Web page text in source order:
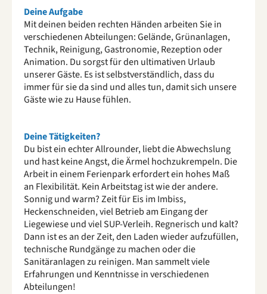
Deine Aufgabe
Mit deinen beiden rechten Händen arbeiten Sie in
verschiedenen Abteilungen: Gelände, Grünanlagen,
Technik, Reinigung, Gastronomie, Rezeption oder
Animation. Du sorgst für den ultimativen Urlaub
unserer Gäste. Es ist selbstverständlich, dass du
immer für sie da sind und alles tun, damit sich unsere
Gäste wie zu Hause fühlen.
Deine Tätigkeiten?
Du bist ein echter Allrounder, liebt die Abwechslung
und hast keine Angst, die Ärmel hochzukrempeln. Die
Arbeit in einem Ferienpark erfordert ein hohes Maß
an Flexibilität. Kein Arbeitstag ist wie der andere.
Sonnig und warm? Zeit für Eis im Imbiss,
Heckenschneiden, viel Betrieb am Eingang der
Liegewiese und viel SUP-Verleih. Regnerisch und kalt?
Dann ist es an der Zeit, den Laden wieder aufzufüllen,
technische Rundgänge zu machen oder die
Sanitäranlagen zu reinigen. Man sammelt viele
Erfahrungen und Kenntnisse in verschiedenen
Abteilungen!